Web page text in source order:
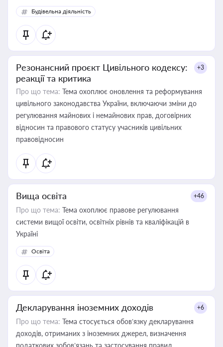
Будівельна діяльність
Резонансний проєкт Цивільного кодексу:
реакції та критика
+3
Про що тема: Тема охоплює оновлення та реформування
цивільного законодавства України, включаючи зміни до
регулювання майнових і немайнових прав, договірних
відносин та правового статусу учасників цивільних
правовідносин
Вища освіта +46
Про що тема: Тема охоплює правове регулювання
системи вищої освіти, освітніх рівнів та кваліфікацій в
Україні
Освіта
Декларування іноземних доходів +6
Про що тема: Тема стосується обов’язку декларування
доходів, отриманих з іноземних джерел, визначення
податкових зобов’язань та застосування правил